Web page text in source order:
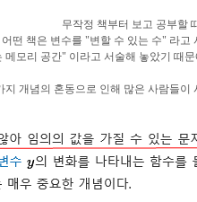
무작정 책부터 보고 공부할
어떤 책은 변수를 "변할 수 있는 수" 라고
메모리 공간" 이라고 서술해 놓았기 때
지 개념의 혼동으로 인해 많은 사람들이